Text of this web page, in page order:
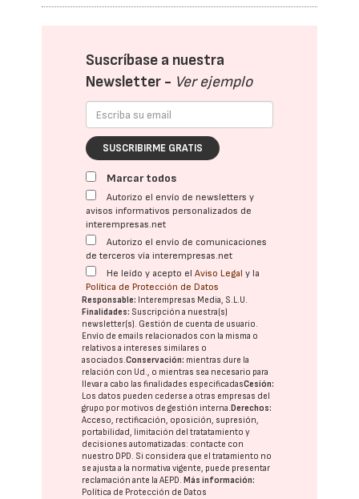
Suscríbase a nuestra
Newsletter - Ver ejemplo
SUSCRIBIRME GRATIS
Marcar todos
Autorizo el envío de newsletters y
avisos informativos personalizados de
interempresas.net
Autorizo el envío de comunicaciones
de terceros vía interempresas.net
He leído y acepto elAviso Legal y la
Política de Protección de Datos
Responsable: Interempresas Media, S.L.U.
Finalidades: Suscripción a nuestra(s)
newsletter(s). Gestión de cuenta de usuario.
Envío de emails relacionados con la misma o
relativos a intereses similares o
asociados.Conservación: mientras dure la
relación con Ud., o mientras sea necesario para
llevar a cabo las finalidades especificadasCesión:
Los datos pueden cederse a otras empresas del
grupo por motivos de gestión interna. Derechos:
Acceso, rectificación, oposición, supresión,
portabilidad, limitación del tratatamiento y
decisiones automatizadas: contacte con
nuestro DPD. Si considera que el tratamiento no
se ajusta a la normativa vigente, puede presentar
reclamación ante laAEPD. Más información:
Política de Protección de Datos